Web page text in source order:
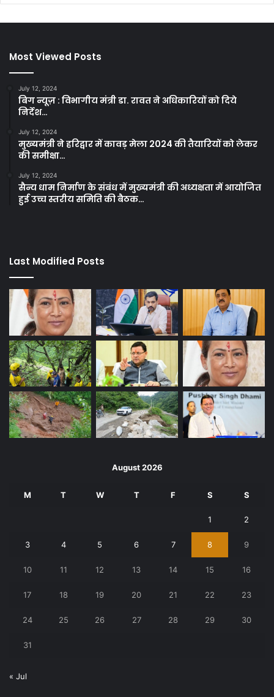
Most Viewed Posts
July 12, 2024
बिग न्यूज़ : विभागीय मंत्री डा. रावत ने अधिकारियों को दिये
निर्देश…
July 12, 2024
मुख्यमंत्री ने हरिद्वार में कावड़ मेला 2024 की तैयारियों को लेकर
की समीक्षा…
July 12, 2024
सैन्य धाम निर्माण के संबंध में मुख्यमंत्री की अध्यक्षता में आयोजित
हुई उच्च स्तरीय समिति की बैठक…
Last Modified Posts
August 2026
M T W T F S S
1 2
3 4 5 6 7 8 9
10 11 12 13 14 15 16
17 18 19 20 21 22 23
24 25 26 27 28 29 30
31
« Jul